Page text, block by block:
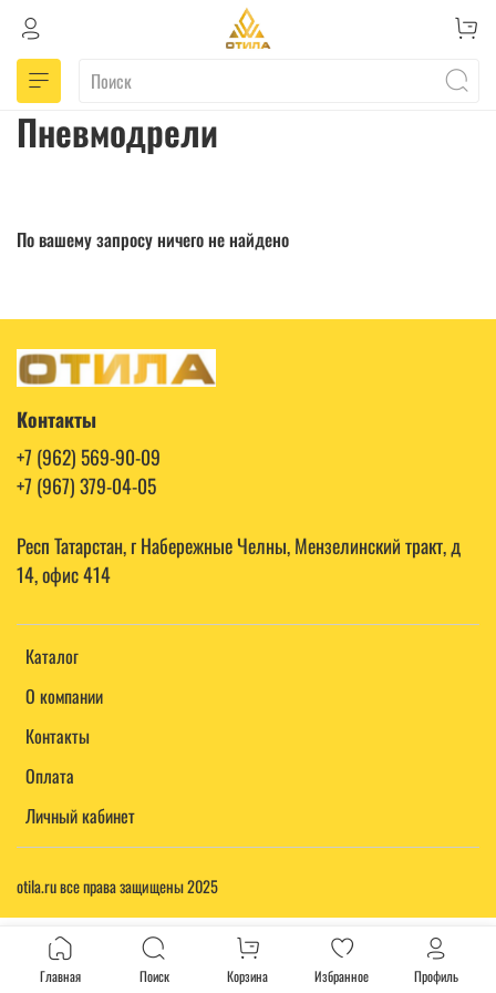
Пневмодрели
По вашему запросу ничего не найдено
Каталог
О компании
Контакты
Оплата
Личный кабинет
Контакты
+7 (962) 569-90-09
+7 (967) 379-04-05
Респ Татарстан, г Набережные Челны, Мензелинский тракт, д
14, офис 414
otila.ru все права защищены 2025
Главная Поиск Корзина Избранное Профиль